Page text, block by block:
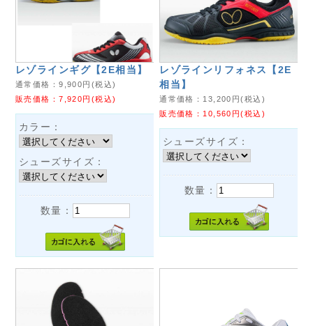
レゾラインギグ【2E相当】
通常価格：9,900 円(税込)
販売価格：7,920 円(税込)
カラー：
シューズサイズ：
数量：
レゾラインリフォネス【2E
相当】
通常価格： 13,200 円(税込)
販売価格：10,560 円(税込)
シューズサイズ：
数量：